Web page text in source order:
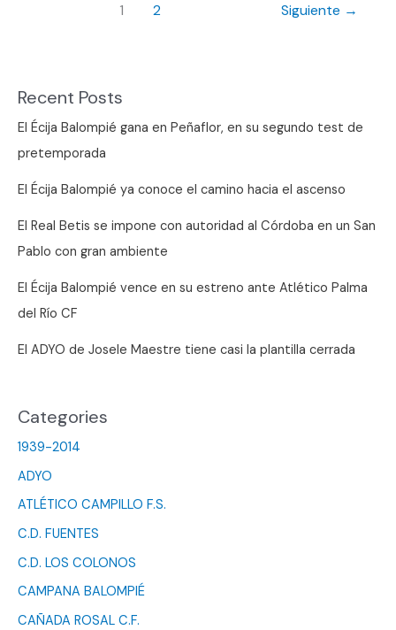
visitante
1 2 Siguiente →
Recent Posts
El Écija Balompié gana en Peñaflor, en su segundo test de
pretemporada
El Écija Balompié ya conoce el camino hacia el ascenso
El Real Betis se impone con autoridad al Córdoba en un San
Pablo con gran ambiente
El Écija Balompié vence en su estreno ante Atlético Palma
del Río CF
El ADYO de Josele Maestre tiene casi la plantilla cerrada
Categories
1939-2014
ADYO
ATLÉTICO CAMPILLO F.S.
C.D. FUENTES
C.D. LOS COLONOS
CAMPANA BALOMPIÉ
CAÑADA ROSAL C.F.